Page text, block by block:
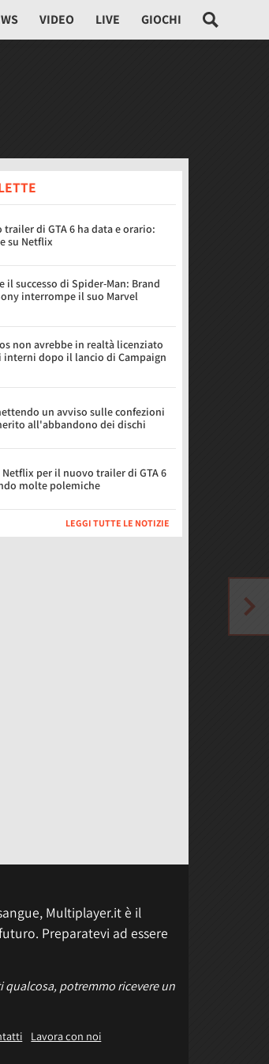
VIDEO LIVE GIOCHI
trailer di GTA 6 ha data e orario:
su Netflix
il successo di Spider-Man: Brand
interrompe il suo Marvel
non avrebbe in realtà licenziato
dopo il lancio di Campaign
un avviso sulle confezioni
all'abbandono dei dischi
Netflix per il nuovo trailer di GTA 6
molte polemiche
LEGGI TUTTE LE NOTIZIE
Multiplayer.it è il
Preparatevi ad essere
potremmo ricevere un
Lavora con noi